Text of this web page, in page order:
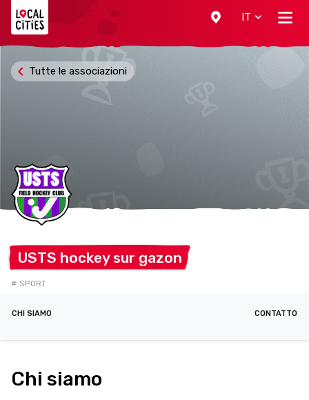
IT
Tutte le associazioni
USTS hockey sur gazon
# SPORT
CHI SIAMO CONTATTO
Chi siamo